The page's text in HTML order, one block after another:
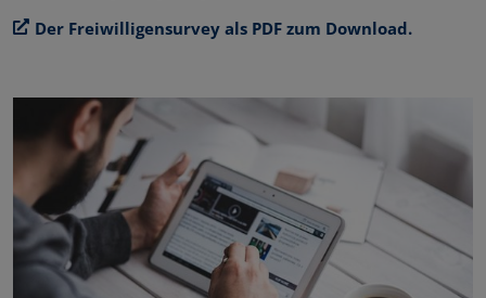
Der Freiwilligensurvey als PDF zum Download.